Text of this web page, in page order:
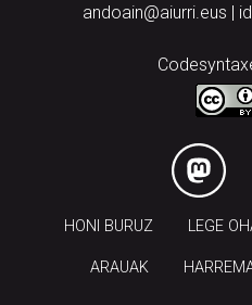
andoain@aiurri.eus |
HONI BURUZ LEGE
ARAUAK